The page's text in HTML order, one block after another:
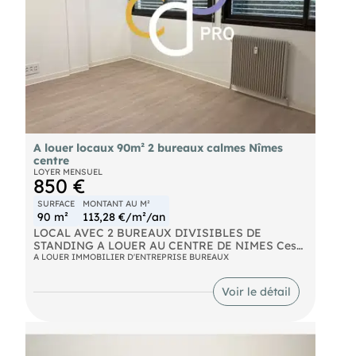
commercialisation à la charge de l'acquéreur de 2
700 € Hors Taxes, soit 5% du loyer triennal.
A louer locaux 90m² 2 bureaux calmes Nîmes
centre
LOYER MENSUEL
850 €
SURFACE
90 m²
MONTANT AU M²
113,28 €/m²/an
LOCAL AVEC 2 BUREAUX DIVISIBLES DE
STANDING A LOUER AU CENTRE DE NIMES Ces
magnifiques locaux sont idéalement situés à
Quartier très prisé car calme, proche du centre-
ville, de ses commerces et des parkings
souterrains, parfait pour association ou
interlocuteurs, offrant tous les critères pour
A LOUER IMMOBILIER D'ENTREPRISE BUREAUX
Voir le détail